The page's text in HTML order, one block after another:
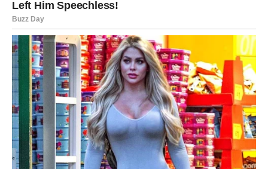
Ljudi koji vas iskreno vole biće uz vas
Dok budete prolazili kroz najteže trenutke, primetićete ko
zaista ostaje pored vas.
Neko od koga to niste očekivali pružiće vam podršku
kada vam bude najpotrebnija.
Upravo zbog te osobe ponovo ćete poverovati u dobrotu,
iskrenost i prijateljstvo.